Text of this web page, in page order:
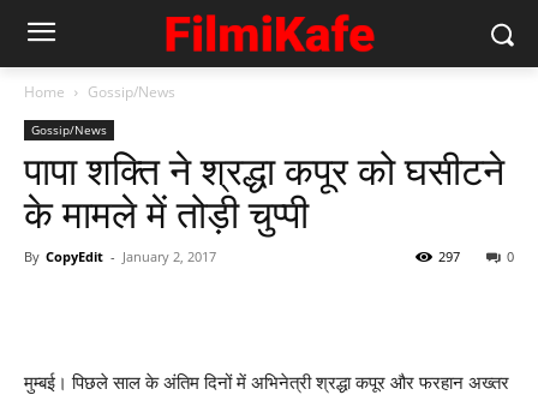
Home Gossip/News
Gossip/News
पापा शक्‍ति ने श्रद्धा कपूर को घसीटने
के मामले में तोड़ी चुप्‍पी
By CopyEdit - January 2, 2017 0
297
मुम्‍बई। पिछले साल के अंतिम दिनों में अभिनेत्री श्रद्धा कपूर और फरहान अख्‍तर